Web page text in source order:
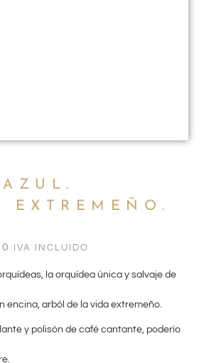
EXTREMEÑO.
IVA INCLUIDO
la orquídea única y salvaje de
encina, arból de la vida extremeño.
y polisón de café cantante, poderío